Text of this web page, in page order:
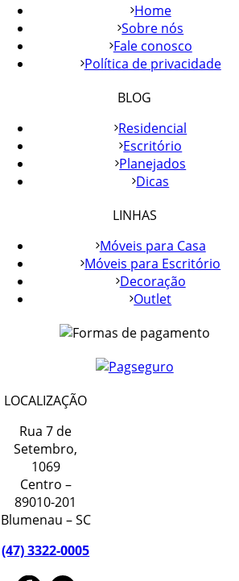
Home
Sobre nós
Fale conosco
Política de privacidade
BLOG
Residencial
Escritório
Planejados
Dicas
LINHAS
Móveis para Casa
Móveis para Escritório
Decoração
Outlet
LOCALIZAÇÃO
Rua 7 de
Setembro,
1069
Centro –
89010-201
Blumenau – SC
(47) 3322-0005